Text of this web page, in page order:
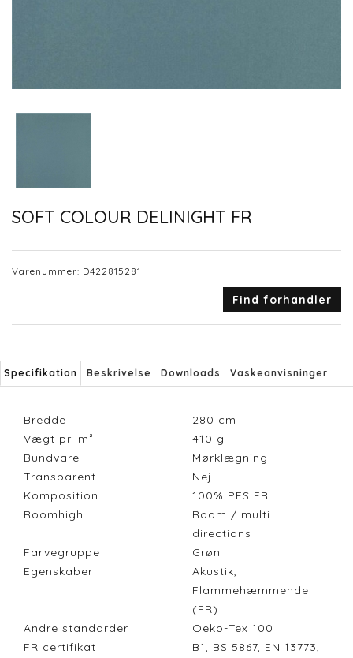
SOFT COLOUR DELINIGHT FR
Varenummer: D422815281
Find forhandler
Specifikation Beskrivelse Downloads Vaskeanvisninger
Bredde 280 cm
Vægt pr. m²
410 g
Bundvare
Mørklægning
Transparent
Nej
Komposition
100% PES FR
Roomhigh
Room / multi
directions
Farvegruppe
Grøn
Egenskaber
Akustik,
Flammehæmmende
(FR)
Andre standarder
Oeko-Tex 100
FR certifikat
B1, BS 5867, EN 13773,